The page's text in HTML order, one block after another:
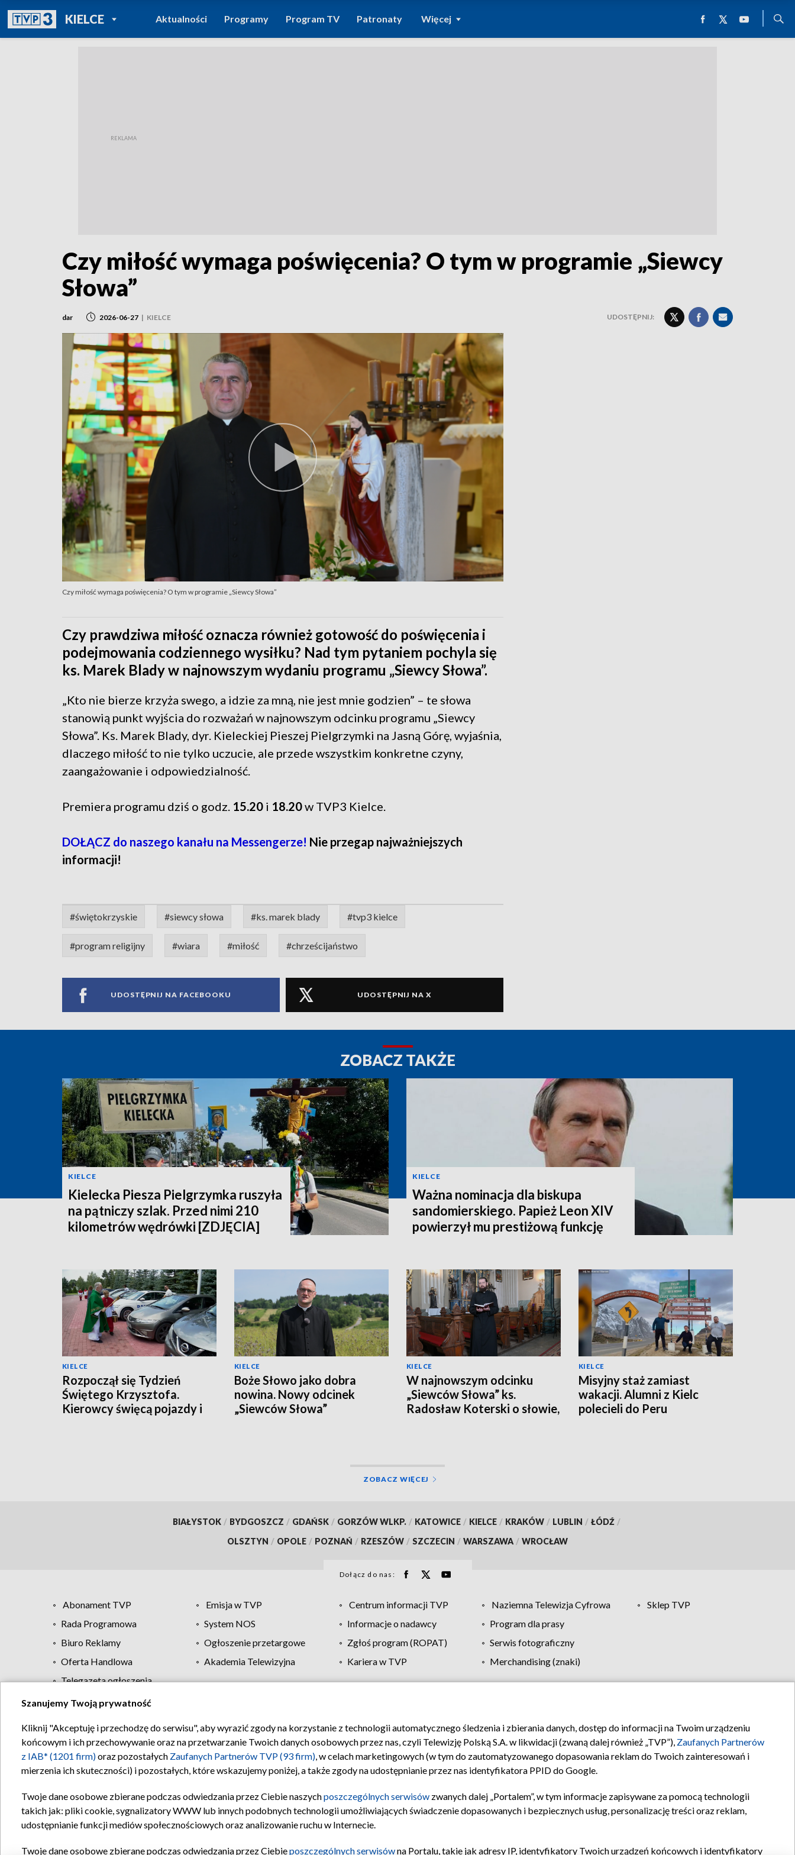
KIELCEPOWRÓT DO
TVP REGIONY
Aktualności Programy Program TV Patronaty Więcej
Czy miłość wymaga poświęcenia? O tym w programie „Siewcy
Słowa”
dar 2026-06-27 | KIELCE UDOSTĘPNIJ:
Czy miłość wymaga poświęcenia? O tym w programie „Siewcy Słowa”
Czy prawdziwa miłość oznacza również gotowość do poświęcenia i
podejmowania codziennego wysiłku? Nad tym pytaniem pochyla się
ks. Marek Blady w najnowszym wydaniu programu „Siewcy Słowa”.
„Kto nie bierze krzyża swego, a idzie za mną, nie jest mnie godzien” – te słowa
stanowią punkt wyjścia do rozważań w najnowszym odcinku programu „Siewcy
Słowa”. Ks. Marek Blady, dyr. Kieleckiej Pieszej Pielgrzymki na Jasną Górę, wyjaśnia,
dlaczego miłość to nie tylko uczucie, ale przede wszystkim konkretne czyny,
zaangażowanie i odpowiedzialność.
Premiera programu dziś o godz. 15.20 i 18.20w TVP3 Kielce.
DOŁĄCZ do naszego kanału na Messengerze! Nie przegap najważniejszych
informacji!
#świętokrzyskie #siewcy słowa #ks. marek blady #tvp3 kielce
#program religijny #wiara #miłość #chrześcijaństwo
UDOSTĘPNIJ NA FACEBOOKU UDOSTĘPNIJ NA X
ZOBACZ TAKŻE
KIELCE
Kielecka Piesza Pielgrzymka ruszyła
na pątniczy szlak. Przed nimi 210
kilometrów wędrówki [ZDJĘCIA]
KIELCE
Ważna nominacja dla biskupa
sandomierskiego. Papież Leon XIV
powierzył mu prestiżową funkcję
KIELCE
Rozpoczął się Tydzień
Świętego Krzysztofa.
Kierowcy święcą pojazdy i
KIELCE
Boże Słowo jako dobra
nowina. Nowy odcinek
„Siewców Słowa”
KIELCE
W najnowszym odcinku
„Siewców Słowa” ks.
Radosław Koterski o słowie,
KIELCE
Misyjny staż zamiast
wakacji. Alumni z Kielc
polecieli do Peru
ZOBACZ WIĘCEJ
BIAŁYSTOK / BYDGOSZCZ / GDAŃSK / GORZÓW WLKP. / KATOWICE / KIELCE / KRAKÓW / LUBLIN / ŁÓDŹ /
OLSZTYN / OPOLE / POZNAŃ / RZESZÓW / SZCZECIN / WARSZAWA / WROCŁAW
Dołącz do nas:
Abonament TVP Emisja w TVP Centrum informacji TVP Naziemna Telewizja Cyfrowa
Sklep TVP
Rada Programowa
System NOS Informacje o nadawcy
Program dla prasy
Biuro Reklamy
Ogłoszenie przetargowe Zgłoś program (ROPAT)
Serwis fotograficzny
Oferta Handlowa
Akademia Telewizyjna Kariera w TVP
Merchandising (znaki)
Telegazeta ogłoszenia
Regulamin TVP Polityka prywatności Moje zgody Pomoc Biuro reklamy Kontakt
Szanujemy Twoją prywatność
Kliknij "Akceptuję i przechodzę do serwisu", aby wyrazić zgody na korzystanie z technologii automatycznego śledzenia i zbierania danych, dostęp do informacji na Twoim urządzeniu
końcowym i ich przechowywanie oraz na przetwarzanie Twoich danych osobowych przez nas, czyli Telewizję Polską S.A. w likwidacji (zwaną dalej również „TVP”), Zaufanych Partnerów
z IAB* (1201 firm)oraz pozostałych Zaufanych Partnerów TVP (93 firm), w celach marketingowych (w tym do zautomatyzowanego dopasowania reklam do Twoich zainteresowań i
mierzenia ich skuteczności) i pozostałych, które wskazujemy poniżej, a także zgody na udostępnianie przez nas identyfikatora PPID do Google.
Twoje dane osobowe zbierane podczas odwiedzania przez Ciebie naszychposzczególnych serwisów zwanych dalej „Portalem”, w tym informacje zapisywane za pomocą technologii
takich jak: pliki cookie, sygnalizatory WWW lub innych podobnych technologii umożliwiających świadczenie dopasowanych i bezpiecznych usług, personalizację treści oraz reklam,
udostępnianie funkcji mediów społecznościowych oraz analizowanie ruchu w Internecie.
Twoje dane osobowe zbierane podczas odwiedzania przez Ciebieposzczególnych serwisówna Portalu, takie jak adresy IP, identyfikatory Twoich urządzeń końcowych i identyfikatory